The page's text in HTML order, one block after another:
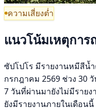
ความเสี่ยงต่ำ
แนวโน้มเหตุกา
ซัปโปโร มีรายงานหมีสีน้ำ
กรกฎาคม 2569 ช่วง 30
7 วันที่ผ่านมายังไม่มีราย
ยังมีรายงานภายในเดือน